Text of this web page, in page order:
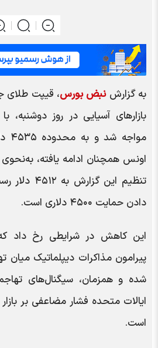
به گزارشنبض بورس، قیپت طلای
بازارهای آسیایی در روز
اونس همچنان ادامه یافته،
تنظیم این
دادن حمایت ۴۵۰۰ دلاری است.
این کاهش در شرایطی رخ داد
پیرامون مذاکرات دیپلماتیک میان
شده و همزمان، سیگنال‌های
ایالات متحده فشار مضاعفی بر بازار
است.